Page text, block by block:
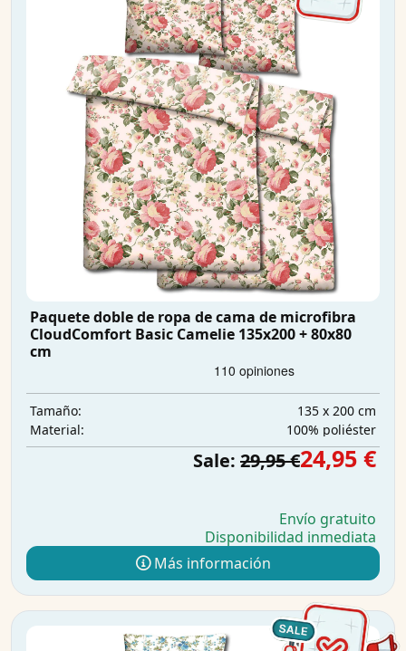
Paquete doble de ropa de cama de microfibra
CloudComfort Basic Camelie 135x200 + 80x80
cm
Tamaño:
135 x 200 cm
Material:
100% poliéster
Sale: 29,95 €24,95 €
Envío gratuito
Disponibilidad inmediata
Más información